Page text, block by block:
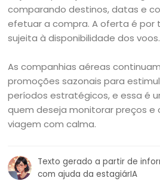
comparando destinos, datas e
efetuar a compra. A oferta é por
sujeita à disponibilidade dos voos.
As companhias aéreas
promoções sazonais para
períodos estratégicos, e essa é
quem deseja monitorar preços e
viagem com calma.
Texto gerado a partir de
com ajuda da estagiárIA